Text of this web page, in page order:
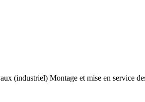
(industriel) Montage et mise en service